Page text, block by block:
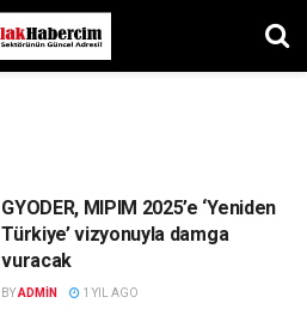
GYODER, MIPIM 2025’e ‘Yeniden
Türkiye’ vizyonuyla damga
vuracak
BYADMIN 1 YIL AGO